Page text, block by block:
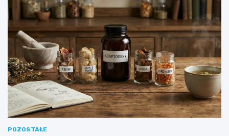
POZOSTAŁE